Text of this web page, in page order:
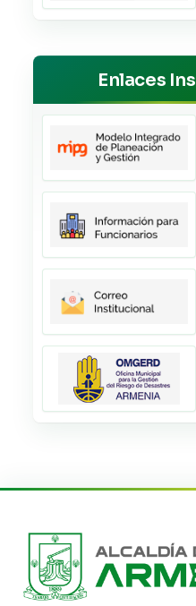
Enlaces